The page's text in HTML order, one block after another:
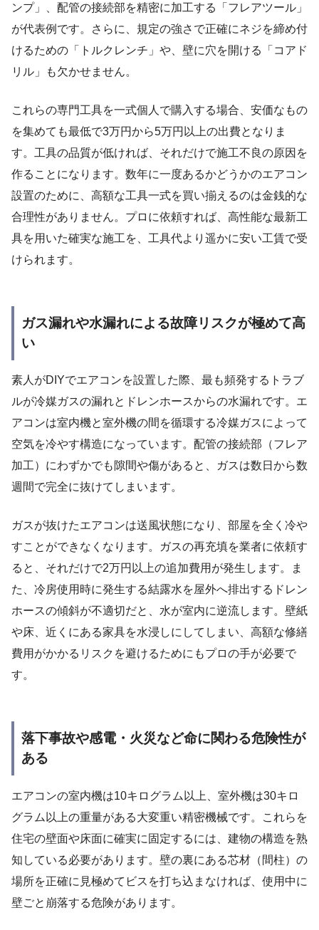
ンプ」、配管の接続部を精密に加工する「フレアツール」
が代表例です。さらに、規定の強さで正確にネジを締め付
けるための「トルクレンチ」や、壁に穴を開ける「コアド
リル」も欠かせません。
これらの専門工具を一式個人で購入する場合、安価なもの
を集めても最低で3万円から5万円以上の出費となりま
す。工具の品質が低ければ、それだけで施工不良の原因を
作ることになります。数年に一度あるかどうかのエアコン
設置のために、高額な工具一式を買い揃えるのは金銭的な
合理性がありません。プロに依頼すれば、高性能な最新工
具を用いた確実な施工を、工具代より遥かに安い工賃で受
けられます。
ガス漏れや水漏れによる故障リスクが極めて高
い
素人がDIYでエアコンを設置した際、最も頻発するトラブ
ルが冷媒ガスの漏れとドレンホースからの水漏れです。エ
アコンは室内機と室外機の間を循環する冷媒ガスによって
空気を冷やす構造になっています。配管の接続部（フレア
加工）にわずかでも隙間や傷があると、ガスは数日から数
週間で完全に抜けてしまいます。
ガスが抜けたエアコンは送風状態になり、部屋を全く冷や
すことができなくなります。ガスの再充填を業者に依頼す
ると、それだけで2万円以上の追加費用が発生します。ま
た、冷房使用時に発生する結露水を屋外へ排出するドレン
ホースの傾斜が不適切だと、水が室内に逆流します。壁紙
や床、近くにある家具を水浸しにしてしまい、高額な修繕
費用がかかるリスクを避けるためにもプロの手が必要で
す。
落下事故や感電・火災など命に関わる危険性が
ある
エアコンの室内機は10キログラム以上、室外機は30キロ
グラム以上の重量がある大変重い精密機械です。これらを
住宅の壁面や床面に確実に固定するには、建物の構造を熟
知している必要があります。壁の裏にある芯材（間柱）の
場所を正確に見極めてビスを打ち込まなければ、使用中に
壁ごと崩落する危険があります。